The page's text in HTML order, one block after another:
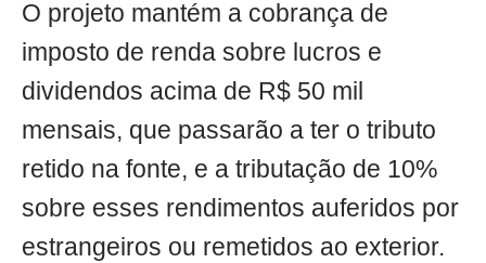
O projeto mantém a cobrança de
imposto de renda sobre lucros e
dividendos acima de R$ 50 mil
mensais, que passarão a ter o tributo
retido na fonte, e a tributação de 10%
sobre esses rendimentos auferidos por
estrangeiros ou remetidos ao exterior.